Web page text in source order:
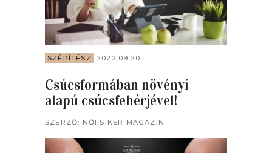
SZÉPÍTÉSZ 2022.09.20.
Csúcsformában növényi
alapú csúcsfehérjével!
SZERZŐ: NŐI SIKER MAGAZIN